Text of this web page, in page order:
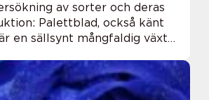
av sorter och deras
Palettblad, också känt
en sällsynt mångfaldig växt
utan också med sina olika